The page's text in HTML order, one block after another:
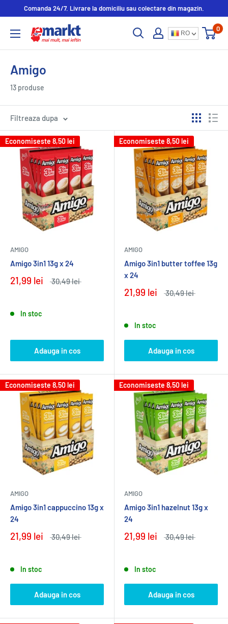
Comanda 24/7. Livrare la domiciliu sau colectare din magazin.
RO
0
Amigo
13 produse
Filtreaza dupa
Economiseste 8,50 lei
AMIGO
Amigo 3in1 13g x 24
21,99 lei 30,49 lei
In stoc
Adauga in cos
Economiseste 8,50 lei
AMIGO
Amigo 3in1 butter toffee 13g
x 24
21,99 lei 30,49 lei
In stoc
Adauga in cos
Economiseste 8,50 lei
AMIGO
Amigo 3in1 cappuccino 13g x
24
21,99 lei 30,49 lei
In stoc
Adauga in cos
Economiseste 8,50 lei
AMIGO
Amigo 3in1 hazelnut 13g x
24
21,99 lei 30,49 lei
In stoc
Adauga in cos